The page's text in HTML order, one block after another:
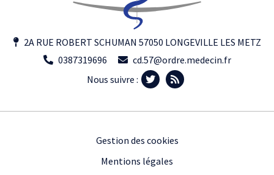
2A RUE ROBERT SCHUMAN 57050 LONGEVILLE LES METZ
0387319696
cd.57@ordre.medecin.fr
Nous suivre :
Gestion des cookies
Mentions légales